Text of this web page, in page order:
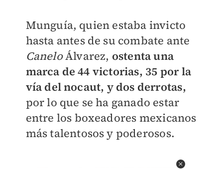
Munguía, quien estaba invicto
hasta antes de su combate ante
CaneloÁlvarez, ostenta una
marca de 44 victorias, 35 por la
vía del nocaut, y dos derrotas,
por lo que se ha ganado estar
entre los boxeadores mexicanos
más talentosos y poderosos.